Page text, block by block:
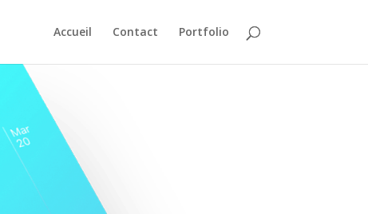
Accueil Contact Portfolio